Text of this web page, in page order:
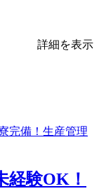
詳細を表示
経験OK！